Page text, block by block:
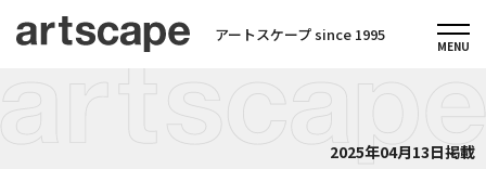
アートスケープ since 1995
2025年04月13日掲載